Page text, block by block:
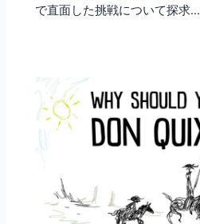
で直面した挑戦について探求…